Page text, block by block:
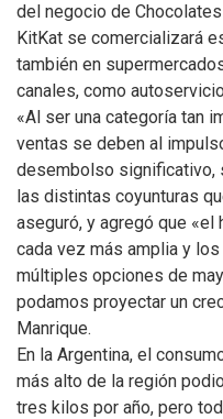
del negocio de
KitKat se comercializará
también en
canales, como
«Al ser una categoría tan
ventas se deben al
desembolso significativo,
las distintas coyunturas
aseguró, y agregó que «el
cada vez más amplia y
múltiples opciones de
podamos proyectar un
Manrique.
En la Argentina, el
más alto de la región
tres kilos por año, pero